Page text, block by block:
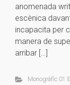
anomenada
escènica
incapacita per
manera de
arribar […]
Monogràfic 01